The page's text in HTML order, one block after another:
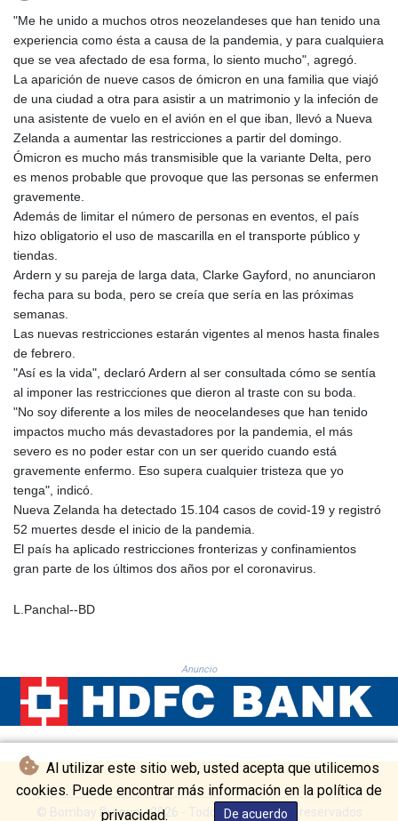
Al utilizar este sitio web, usted acepta que utilicemos
cookies. Puede encontrar más información en la política de
privacidad.
De acuerdo
GTQ 8.788641
GYD 240.940815
HKD 9.061061
HNL 30.874329
HRK 7.533022
HTG 150.614934
HUF 363.351257
IDR 20577.46741
ILS 3.464825
INR 109.953282
IQD 1508.947386
1588759.278174
ISK 142.596885
JMD 182.931598
JPY 182.749783
KES 148.856594
KGS 101.005022
KHR 4678.736198
KMF 492.029653
KRW 1634.854919
KYD 0.95993
KZT 539.854059
LAK 26007.744878
LBP
LTL 3.410413
LVL 0.698648
LYD 7.326857
MGA 4915.549722
MKD 61.482111
MMK 2424.978038
"Me he unido a muchos otros neozelandeses que han tenido una
experiencia como ésta a causa de la pandemia, y para cualquiera
que se vea afectado de esa forma, lo siento mucho", agregó.
La aparición de nueve casos de ómicron en una familia que viajó
de una ciudad a otra para asistir a un matrimonio y la infeción de
una asistente de vuelo en el avión en el que iban, llevó a Nueva
Zelanda a aumentar las restricciones a partir del domingo.
Ómicron es mucho más transmisible que la variante Delta, pero
es menos probable que provoque que las personas se enfermen
gravemente.
Además de limitar el número de personas en eventos, el país
hizo obligatorio el uso de mascarilla en el transporte público y
tiendas.
Ardern y su pareja de larga data, Clarke Gayford, no anunciaron
fecha para su boda, pero se creía que sería en las próximas
semanas.
Las nuevas restricciones estarán vigentes al menos hasta finales
de febrero.
"Así es la vida", declaró Ardern al ser consultada cómo se sentía
al imponer las restricciones que dieron al traste con su boda.
"No soy diferente a los miles de neocelandeses que han tenido
impactos mucho más devastadores por la pandemia, el más
severo es no poder estar con un ser querido cuando está
gravemente enfermo. Eso supera cualquier tristeza que yo
tenga", indicó.
Nueva Zelanda ha detectado 15.104 casos de covid-19 y registró
52 muertes desde el inicio de la pandemia.
El país ha aplicado restricciones fronterizas y confinamientos
gran parte de los últimos dos años por el coronavirus.
L.Panchal--BD
Anuncio
© Bombay Durpun - 2026 - Todos los derechos reservados